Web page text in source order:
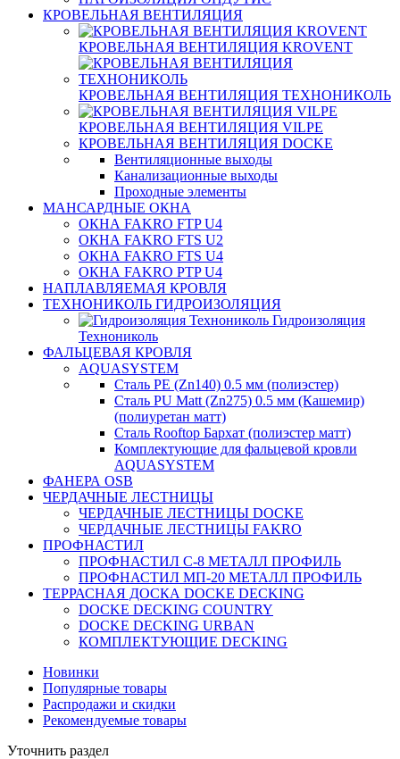
КРОВЕЛЬНАЯ ВЕНТИЛЯЦИЯ
КРОВЕЛЬНАЯ ВЕНТИЛЯЦИЯ KROVENT
КРОВЕЛЬНАЯ ВЕНТИЛЯЦИЯ ТЕХНОНИКОЛЬ
КРОВЕЛЬНАЯ ВЕНТИЛЯЦИЯ VILPE
КРОВЕЛЬНАЯ ВЕНТИЛЯЦИЯ DOCKE
Вентиляционные выходы
Канализационные выходы
Проходные элементы
МАНСАРДНЫЕ ОКНА
ОКНА FAKRO FTP U4
ОКНА FAKRO FTS U2
ОКНА FAKRO FTS U4
ОКНА FAKRO PTP U4
НАПЛАВЛЯЕМАЯ КРОВЛЯ
ТЕХНОНИКОЛЬ ГИДРОИЗОЛЯЦИЯ
Гидроизоляция
Технониколь
ФАЛЬЦЕВАЯ КРОВЛЯ
AQUASYSTEM
Сталь PE (Zn140) 0.5 мм (полиэстер)
Сталь PU Matt (Zn275) 0.5 мм (Кашемир)
(полиуретан матт)
Сталь Rooftop Бархат (полиэстер матт)
Комплектующие для фальцевой кровли
AQUASYSTEM
ФАНЕРА OSB
ЧЕРДАЧНЫЕ ЛЕСТНИЦЫ
ЧЕРДАЧНЫЕ ЛЕСТНИЦЫ DOCKE
ЧЕРДАЧНЫЕ ЛЕСТНИЦЫ FAKRO
ПРОФНАСТИЛ
ПРОФНАСТИЛ C-8 МЕТАЛЛ ПРОФИЛЬ
ПРОФНАСТИЛ МП-20 МЕТАЛЛ ПРОФИЛЬ
ТЕРРАСНАЯ ДОСКА DOCKE DECKING
DOCKE DECKING COUNTRY
DOCKE DECKING URBAN
КОМПЛЕКТУЮЩИЕ DECKING
Новинки
Популярные товары
Распродажи и скидки
Рекомендуемые товары
Уточнить раздел